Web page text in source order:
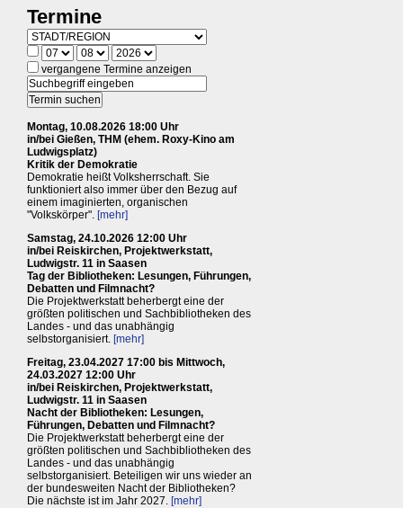
Termine
vergangene Termine anzeigen
Montag, 10.08.2026 18:00 Uhr
in/bei Gießen, THM (ehem. Roxy-Kino am
Ludwigsplatz)
Kritik der Demokratie
Demokratie heißt Volksherrschaft. Sie
funktioniert also immer über den Bezug auf
einem imaginierten, organischen
"Volkskörper". [mehr]
Samstag, 24.10.2026 12:00 Uhr
in/bei Reiskirchen, Projektwerkstatt,
Ludwigstr. 11 in Saasen
Tag der Bibliotheken: Lesungen, Führungen,
Debatten und Filmnacht?
Die Projektwerkstatt beherbergt eine der
größten politischen und Sachbibliotheken des
Landes - und das unabhängig
selbstorganisiert. [mehr]
Freitag, 23.04.2027 17:00 bis Mittwoch,
24.03.2027 12:00 Uhr
in/bei Reiskirchen, Projektwerkstatt,
Ludwigstr. 11 in Saasen
Nacht der Bibliotheken: Lesungen,
Führungen, Debatten und Filmnacht?
Die Projektwerkstatt beherbergt eine der
größten politischen und Sachbibliotheken des
Landes - und das unabhängig
selbstorganisiert. Beteiligen wir uns wieder an
der bundesweiten Nacht der Bibliotheken?
Die nächste ist im Jahr 2027. [mehr]